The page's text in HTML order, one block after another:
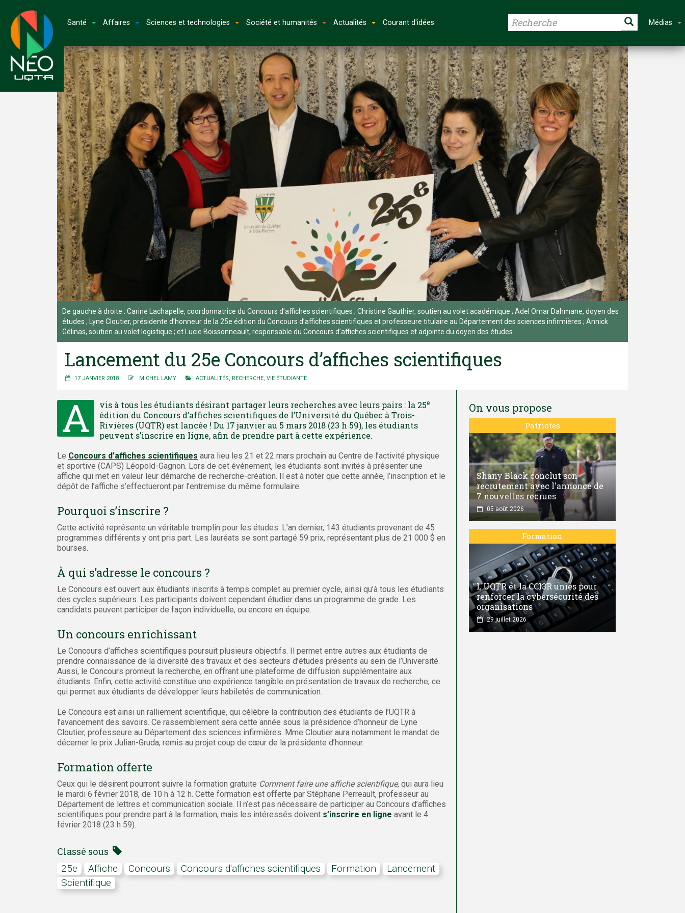
Santé Affaires Sciences et technologies Société et humanités Actualités Courant d'idées Médias
De gauche à droite : Carine Lachapelle, coordonnatrice du Concours d’affiches scientifiques ; Christine Gauthier, soutien au volet académique ; Adel Omar Dahmane, doyen des
études ; Lyne Cloutier, présidente d’honneur de la 25e édition du Concours d’affiches scientifiques et professeure titulaire au Département des sciences infirmières ; Annick
Gélinas, soutien au volet logistique ; et Lucie Boissonneault, responsable du Concours d’affiches scientifiques et adjointe du doyen des études.
Lancement du 25e Concours d’affiches scientifiques
17 JANVIER 2018 MICHEL LAMY ACTUALITÉS, RECHERCHE, VIE ÉTUDIANTE
A vis à tous les étudiants désirant partager leurs recherches avec leurs pairs : la 25e
édition du Concours d’affiches scientifiques de l’Université du Québec à Trois-
Rivières (UQTR) est lancée ! Du 17 janvier au 5 mars 2018 (23 h 59), les étudiants
peuvent s’inscrire en ligne, afin de prendre part à cette expérience.
Le Concours d’affiches scientifiques aura lieu les 21 et 22 mars prochain au Centre de l’activité physique
et sportive (CAPS) Léopold-Gagnon. Lors de cet événement, les étudiants sont invités à présenter une
affiche qui met en valeur leur démarche de recherche-création. Il est à noter que cette année, l’inscription et le
dépôt de l’affiche s’effectueront par l’entremise du même formulaire.
Pourquoi s’inscrire ?
Cette activité représente un véritable tremplin pour les études. L’an dernier, 143 étudiants provenant de 45
programmes différents y ont pris part. Les lauréats se sont partagé 59 prix, représentant plus de 21 000 $ en
bourses.
À qui s’adresse le concours ?
Le Concours est ouvert aux étudiants inscrits à temps complet au premier cycle, ainsi qu’à tous les étudiants
des cycles supérieurs. Les participants doivent cependant étudier dans un programme de grade. Les
candidats peuvent participer de façon individuelle, ou encore en équipe.
Un concours enrichissant
Le Concours d’affiches scientifiques poursuit plusieurs objectifs. Il permet entre autres aux étudiants de
prendre connaissance de la diversité des travaux et des secteurs d’études présents au sein de l’Université.
Aussi, le Concours promeut la recherche, en offrant une plateforme de diffusion supplémentaire aux
étudiants. Enfin, cette activité constitue une expérience tangible en présentation de travaux de recherche, ce
qui permet aux étudiants de développer leurs habiletés de communication.
Le Concours est ainsi un ralliement scientifique, qui célèbre la contribution des étudiants de l’UQTR à
l’avancement des savoirs. Ce rassemblement sera cette année sous la présidence d’honneur de Lyne
Cloutier, professeure au Département des sciences infirmières. Mme Cloutier aura notamment le mandat de
décerner le prix Julian-Gruda, remis au projet coup de cœur de la présidente d’honneur.
Formation offerte
Ceux qui le désirent pourront suivre la formation gratuite Comment faire une affiche scientifique, qui aura lieu
le mardi 6 février 2018, de 10 h à 12 h. Cette formation est offerte par Stéphane Perreault, professeur au
Département de lettres et communication sociale. Il n’est pas nécessaire de participer au Concours d’affiches
scientifiques pour prendre part à la formation, mais les intéressés doivent s’inscrire en ligne avant le 4
février 2018 (23 h 59).
Classé sous
25e affiche concours Concours d'affiches scientifiques formation
lancement
scientifique
On vous propose
Patriotes
Shany Black conclut son
recrutement avec l'annonce de
7 nouvelles recrues
05 août 2026
Formation
L'UQTR et la CCI3R unies pour
renforcer la cybersécurité des
organisations
29 juillet 2026